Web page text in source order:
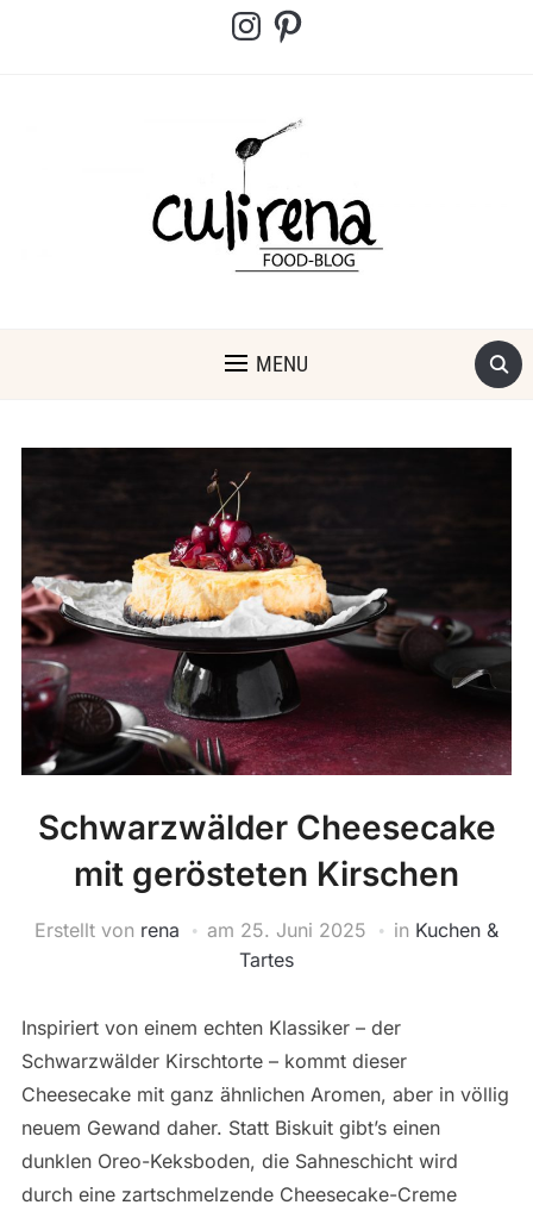
InstagramPinterest
MENU
Schwarzwälder Cheesecake
mit gerösteten Kirschen
Erstellt von rena am 25. Juni 2025 in Kuchen &
Tartes
Inspiriert von einem echten Klassiker – der
Schwarzwälder Kirschtorte – kommt dieser
Cheesecake mit ganz ähnlichen Aromen, aber in völlig
neuem Gewand daher. Statt Biskuit gibt’s einen
dunklen Oreo-Keksboden, die Sahneschicht wird
durch eine zartschmelzende Cheesecake-Creme